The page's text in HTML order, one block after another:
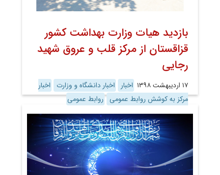
بازدید هیات وزارت بهداشت کشور
قزاقستان از مرکز قلب و عروق شهید
رجایی
۱۷ اردیبهشت ۱۳۹۸ اخبار اخبار دانشگاه و وزارت
اخبار
مرکز به کوشش روابط عمومی روابط عمومی